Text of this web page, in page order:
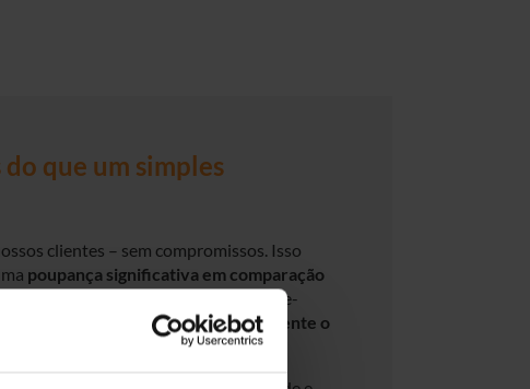
que um simples
clientes – sem compromissos. Isso
poupança significativa em comparação
escolhemos disponibilizar hardware Re-
de revisão geral que supera amplamente o